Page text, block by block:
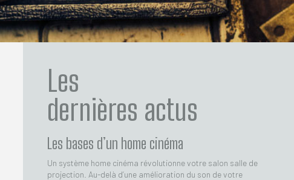
Les
dernières actus
Les bases d’un home cinéma
Un système home cinéma révolutionne votre salon salle de
projection. Au-delà d’une amélioration du son de votre